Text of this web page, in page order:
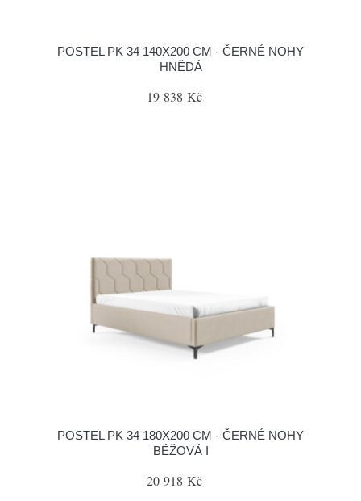
POSTEL PK 34 140X200 CM - ČERNÉ NOHY
HNĚDÁ
19 838 Kč
POSTEL PK 34 180X200 CM - ČERNÉ NOHY
BÉŽOVÁ I
20 918 Kč